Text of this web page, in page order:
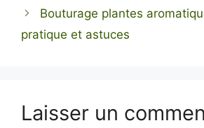
Bouturage plantes
pratique et astuces
Laisser un